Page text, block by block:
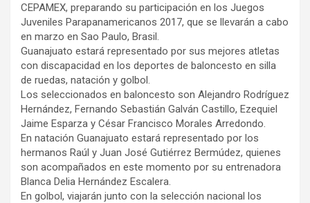
CEPAMEX, preparando su participación en los Juegos
Juveniles Parapanamericanos 2017, que se llevarán a cabo
en marzo en Sao Paulo, Brasil.
Guanajuato estará representado por sus mejores atletas
con discapacidad en los deportes de baloncesto en silla
de ruedas, natación y golbol.
Los seleccionados en baloncesto son Alejandro Rodríguez
Hernández, Fernando Sebastián Galván Castillo, Ezequiel
Jaime Esparza y César Francisco Morales Arredondo.
En natación Guanajuato estará representado por los
hermanos Raúl y Juan José Gutiérrez Bermúdez, quienes
son acompañados en este momento por su entrenadora
Blanca Delia Hernández Escalera.
En golbol, viajarán junto con la selección nacional los